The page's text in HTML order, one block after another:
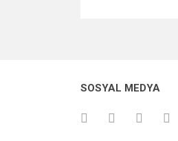
Ürün
SOSYAL MEDYA